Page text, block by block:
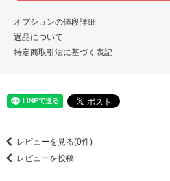
オプションの値段詳細
返品について
特定商取引法に基づく表記
レビューを見る(0件)
レビューを投稿